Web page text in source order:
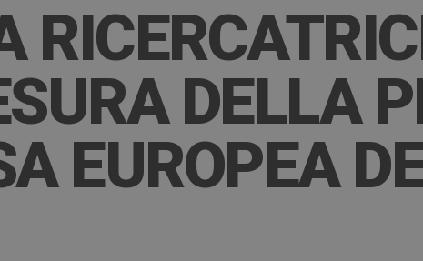
DELLA
EUROPEA